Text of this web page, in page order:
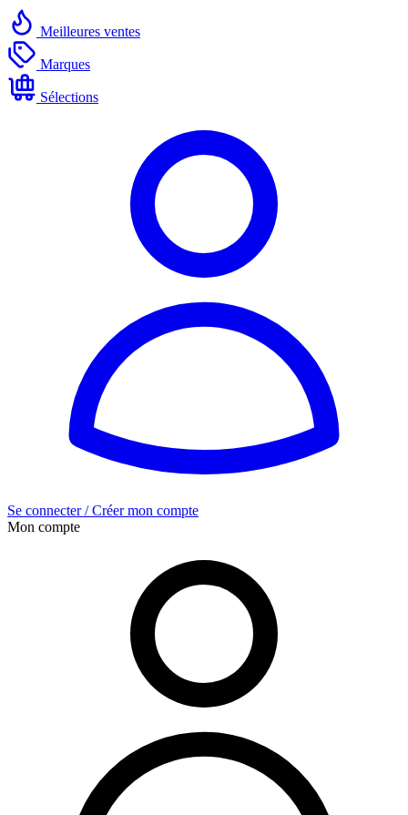
Meilleures ventes
Marques
Sélections
Se connecter / Créer mon compte
Mon compte